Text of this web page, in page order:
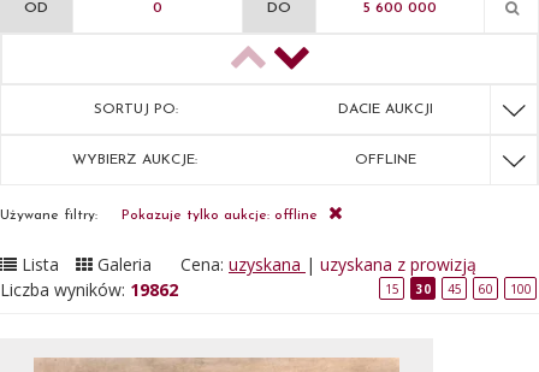
OD DO
SORTUJ PO: DACIE AUKCJI
WYBIERZ AUKCJE: OFFLINE
Używane filtry: Pokazuje tylko aukcje: offline
Lista Galeria Cena: uzyskana | uzyskana z prowizją
Liczba wyników: 19862 15 30 45 60 100